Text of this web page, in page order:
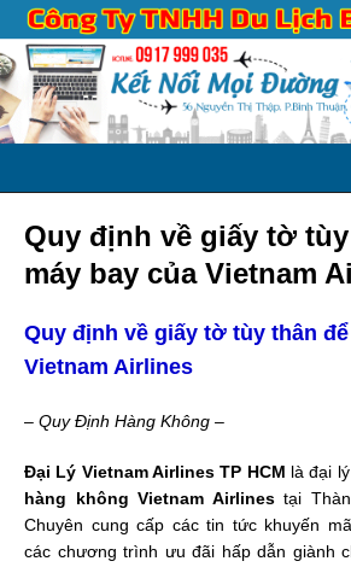
Quy định về giấy tờ
máy bay của Vietnam
Quy định về giấy tờ tùy thân
Vietnam Airlines
– Quy Định Hàng Không –
Đại Lý Vietnam Airlines TP HCM là đại
hàng không Vietnam Airlinestại
Chuyên cung cấp các tin tức khuyến
các chương trình ưu đãi hấp dẫn giành